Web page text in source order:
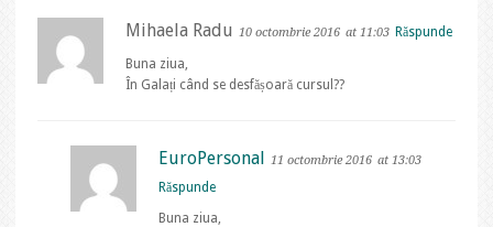
Mihaela Radu 10 octombrie 2016 at 11:03 Răspunde
Buna ziua,
În Galați când se desfășoară cursul??
EuroPersonal 11 octombrie 2016 at 13:03
Răspunde
Buna ziua,